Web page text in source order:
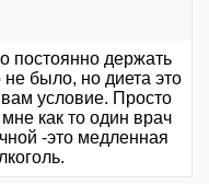
постоянно держать
не было, но диета это
условие. Просто
как то один врач
-это медленная